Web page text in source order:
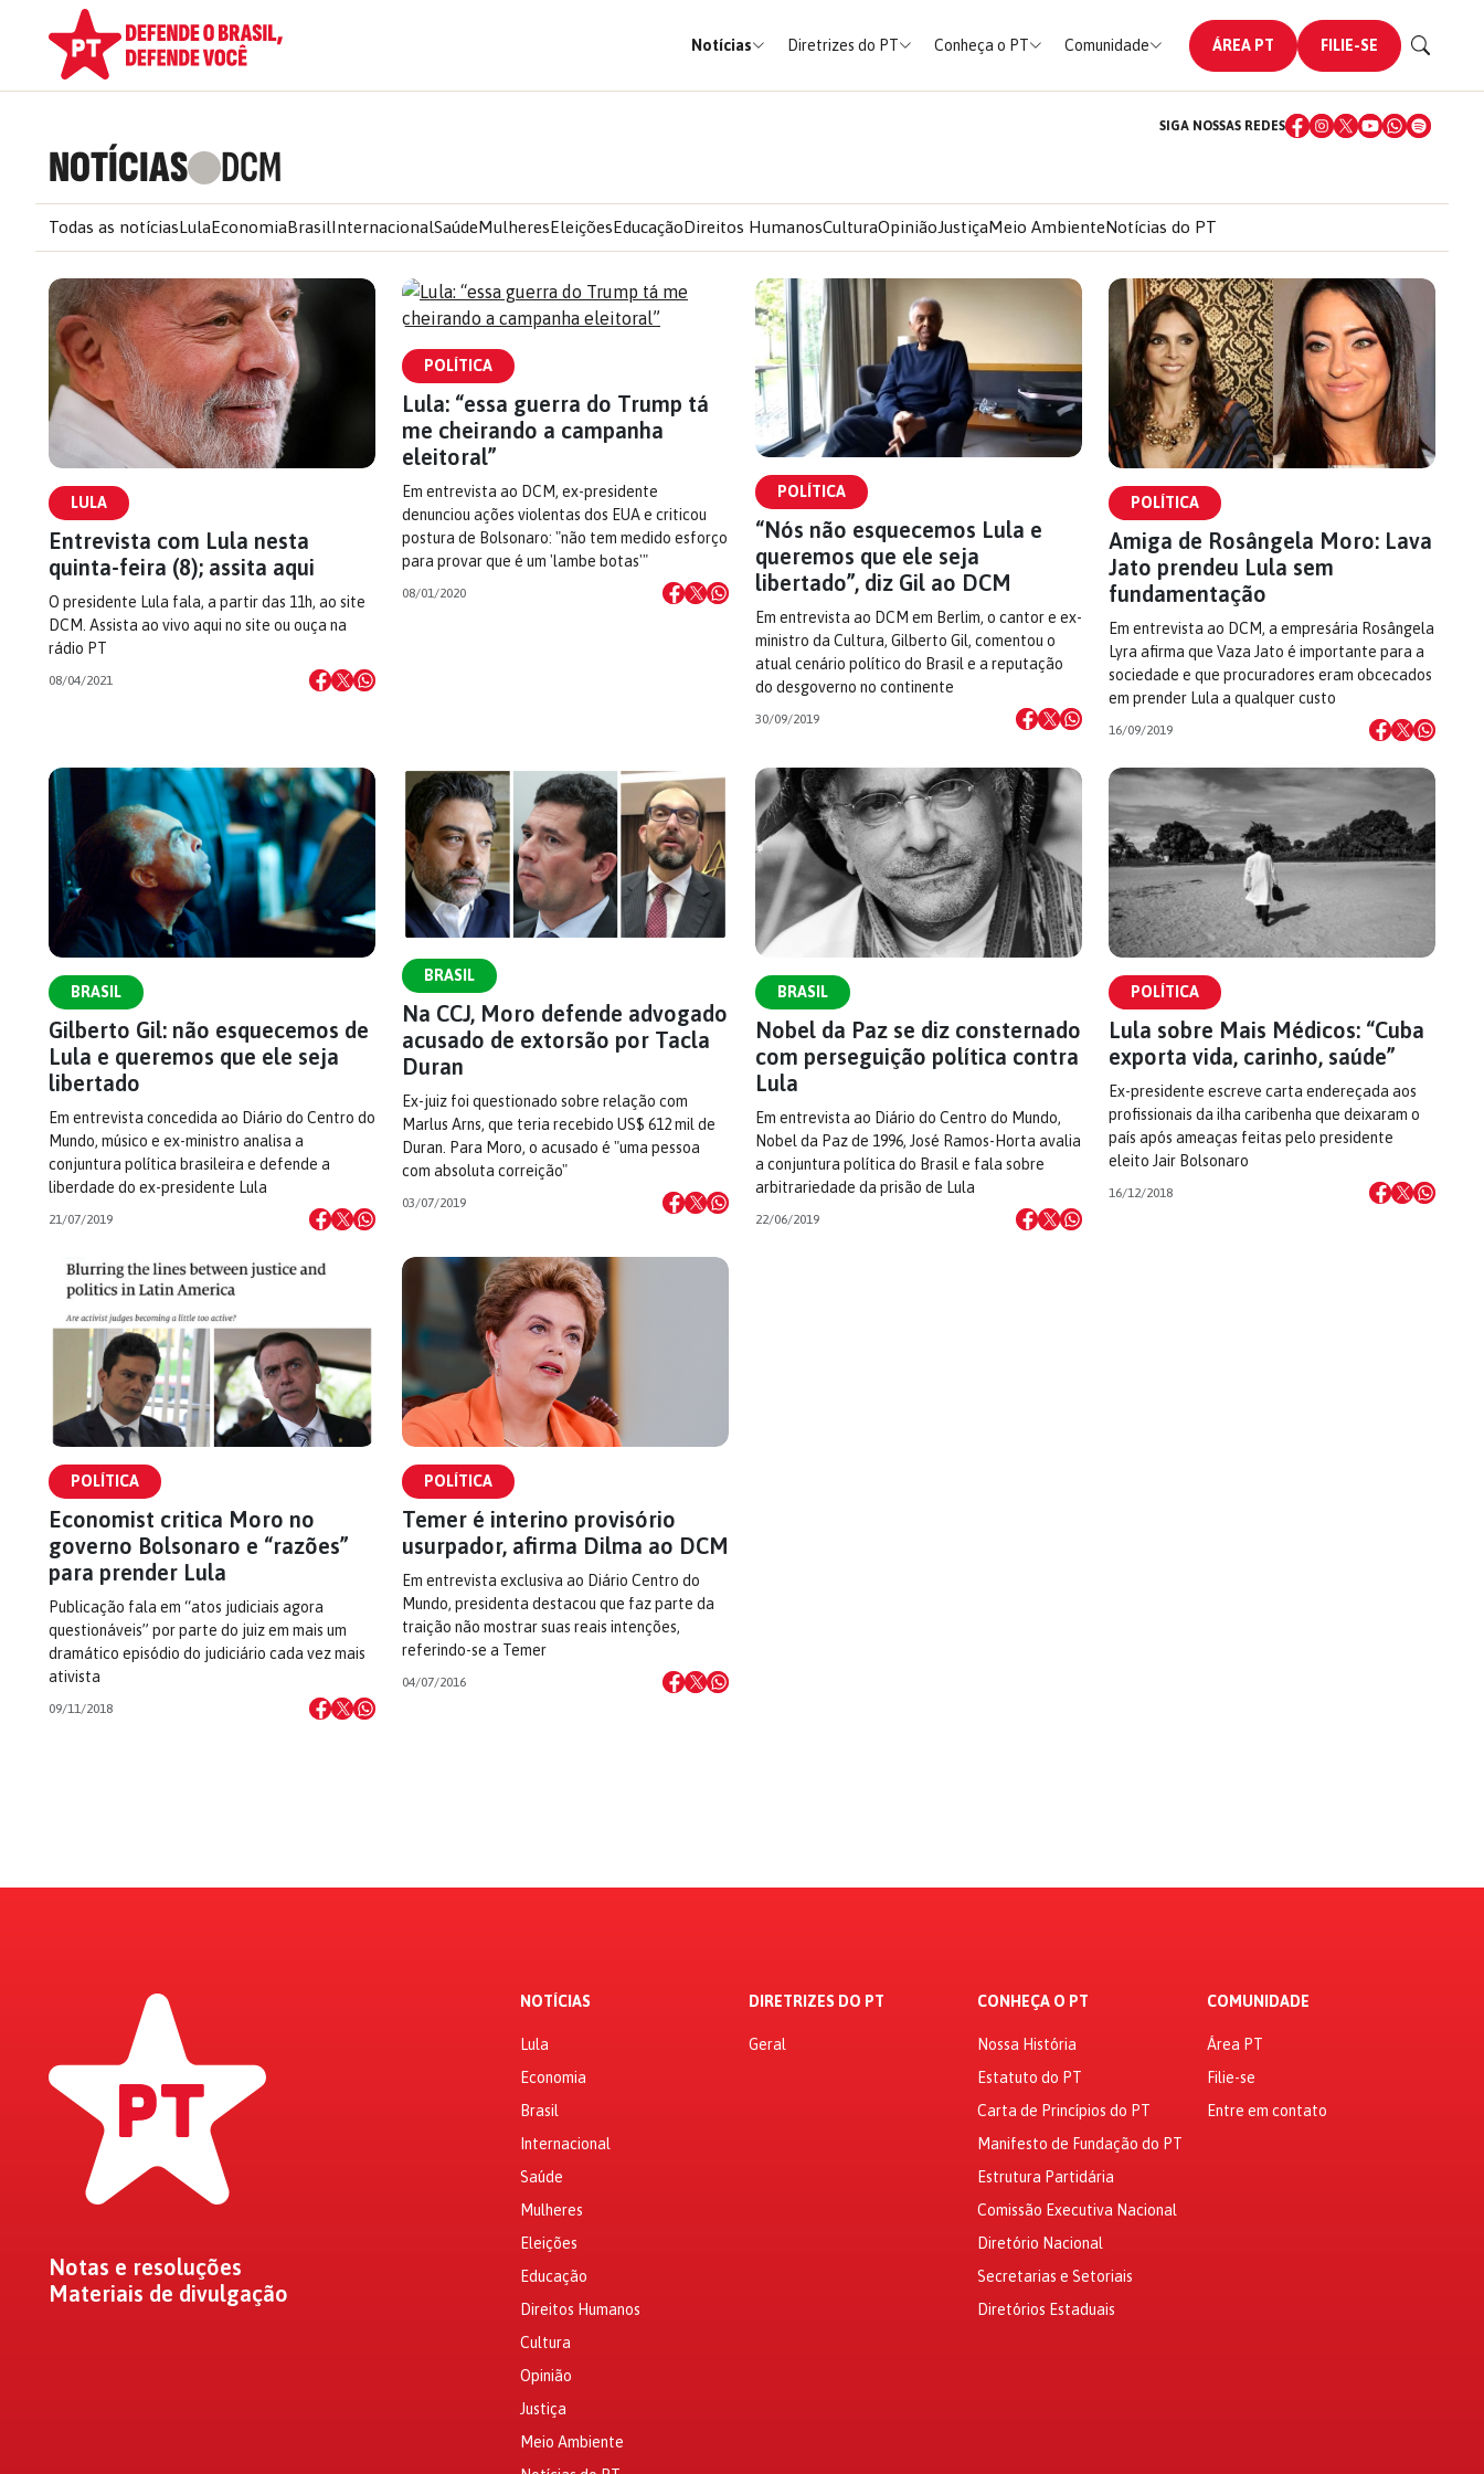
Notícias Diretrizes do PT Conheça o PT Comunidade ÁREA PT FILIE-SE
NOTÍCIAS DCM
SIGA NOSSAS REDES
Todas as notíciasLulaEconomiaBrasilInternacionalSaúdeMulheresEleiçõesEducaçãoDireitos HumanosCulturaOpiniãoJustiçaMeio AmbienteNotícias do PT
LULA
Entrevista com Lula nesta
quinta-feira (8); assita aqui
O presidente Lula fala, a partir das 11h, ao site
DCM. Assista ao vivo aqui no site ou ouça na
rádio PT
08/04/2021
POLÍTICA
Lula: “essa guerra do Trump tá
me cheirando a campanha
eleitoral”
Em entrevista ao DCM, ex-presidente
denunciou ações violentas dos EUA e criticou
postura de Bolsonaro: "não tem medido esforço
para provar que é um 'lambe botas'"
08/01/2020
POLÍTICA
“Nós não esquecemos Lula e
queremos que ele seja
libertado”, diz Gil ao DCM
Em entrevista ao DCM em Berlim, o cantor e ex-
ministro da Cultura, Gilberto Gil, comentou o
atual cenário político do Brasil e a reputação
do desgoverno no continente
30/09/2019
POLÍTICA
Amiga de Rosângela Moro: Lava
Jato prendeu Lula sem
fundamentação
Em entrevista ao DCM, a empresária Rosângela
Lyra afirma que Vaza Jato é importante para a
sociedade e que procuradores eram obcecados
em prender Lula a qualquer custo
16/09/2019
BRASIL
Gilberto Gil: não esquecemos de
Lula e queremos que ele seja
libertado
Em entrevista concedida ao Diário do Centro do
Mundo, músico e ex-ministro analisa a
conjuntura política brasileira e defende a
liberdade do ex-presidente Lula
21/07/2019
BRASIL
Na CCJ, Moro defende advogado
acusado de extorsão por Tacla
Duran
Ex-juiz foi questionado sobre relação com
Marlus Arns, que teria recebido US$ 612 mil de
Duran. Para Moro, o acusado é "uma pessoa
com absoluta correição"
03/07/2019
BRASIL
Nobel da Paz se diz consternado
com perseguição política contra
Lula
Em entrevista ao Diário do Centro do Mundo,
Nobel da Paz de 1996, José Ramos-Horta avalia
a conjuntura política do Brasil e fala sobre
arbitrariedade da prisão de Lula
22/06/2019
POLÍTICA
Lula sobre Mais Médicos: “Cuba
exporta vida, carinho, saúde”
Ex-presidente escreve carta endereçada aos
profissionais da ilha caribenha que deixaram o
país após ameaças feitas pelo presidente
eleito Jair Bolsonaro
16/12/2018
POLÍTICA
Economist critica Moro no
governo Bolsonaro e “razões”
para prender Lula
Publicação fala em “atos judiciais agora
questionáveis” por parte do juiz em mais um
dramático episódio do judiciário cada vez mais
ativista
09/11/2018
POLÍTICA
Temer é interino provisório
usurpador, afirma Dilma ao DCM
Em entrevista exclusiva ao Diário Centro do
Mundo, presidenta destacou que faz parte da
traição não mostrar suas reais intenções,
referindo-se a Temer
04/07/2016
Notas e resoluções
Materiais de divulgação
NOTÍCIAS
Lula
Economia
Brasil
Internacional
Saúde
Mulheres
Eleições
Educação
Direitos Humanos
Cultura
Opinião
Justiça
Meio Ambiente
DIRETRIZES DO PT
Geral
CONHEÇA O PT
Nossa História
Estatuto do PT
Carta de Princípios do PT
Manifesto de Fundação do PT
Estrutura Partidária
Comissão Executiva Nacional
Diretório Nacional
Secretarias e Setoriais
Diretórios Estaduais
COMUNIDADE
Área PT
Filie-se
Entre em contato